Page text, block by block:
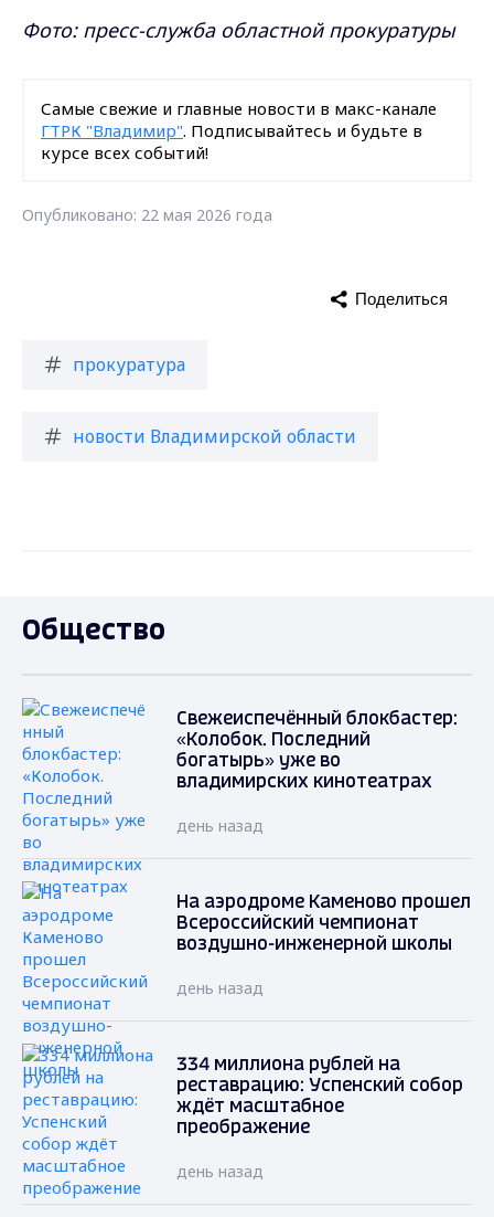
Фото: пресс-служба областной прокуратуры
Самые свежие и главные новости в макс-канале
ГТРК "Владимир". Подписывайтесь и будьте в
курсе всех событий!
Опубликовано: 22 мая 2026 года
прокуратура
новости Владимирской области
Поделиться
Общество
Свежеиспечённый блокбастер:
«Колобок. Последний
богатырь» уже во
владимирских кинотеатрах
день назад
На аэродроме Каменово прошел
Всероссийский чемпионат
воздушно-инженерной школы
день назад
334 миллиона рублей на
реставрацию: Успенский собор
ждёт масштабное
преображение
день назад